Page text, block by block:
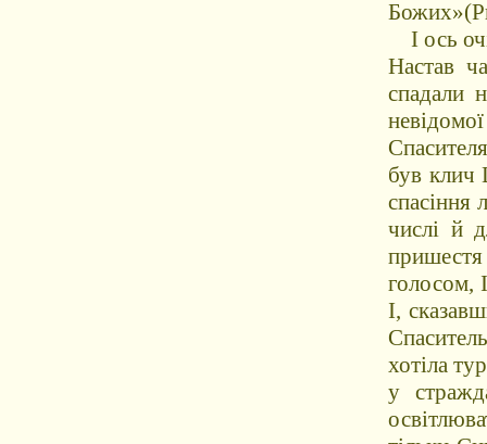
І ось
Настав
спадали
був клич
спасіння
числі й
голосом,
І,
хотіла
у